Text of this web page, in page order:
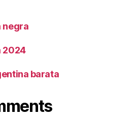
negra
2024
barata